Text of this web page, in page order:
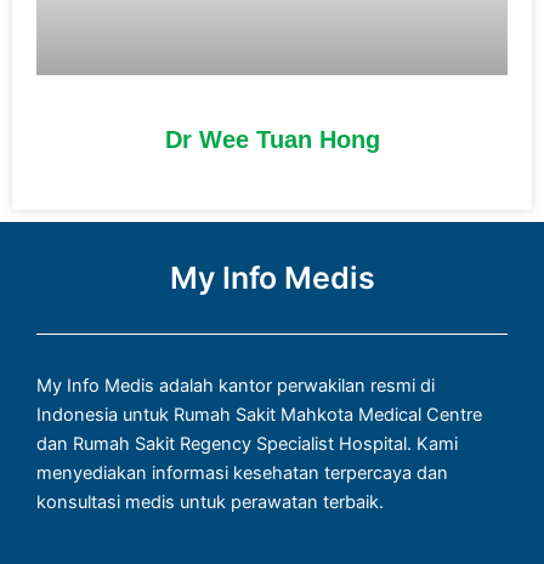
Dr Wee Tuan Hong
My Info Medis
My Info Medis adalah kantor perwakilan resmi di
Indonesia untuk Rumah Sakit Mahkota Medical Centre
dan Rumah Sakit Regency Specialist Hospital. Kami
menyediakan informasi kesehatan terpercaya dan
konsultasi medis untuk perawatan terbaik.